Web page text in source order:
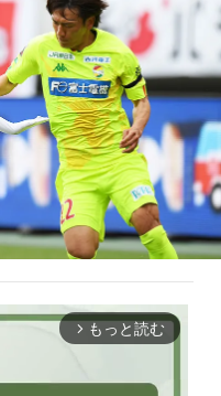
arrow_forward_ios もっと読む